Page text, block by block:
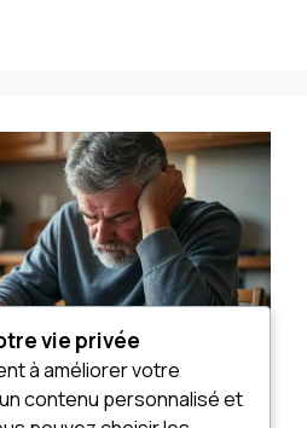
vie privée
à améliorer votre
contenu personnalisé et